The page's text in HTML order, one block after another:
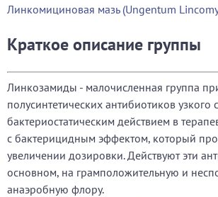
Линкомициновая мазь (Ungentum
Краткое описание группы
Линкозамиды - малочисленная группа
полусинтетических антибиотиков узкого
бактериостатическим действием в
с бактерицидным эффектом, который
увеличении дозировки. Действуют эти
основном, на грамположительную и
анаэробную флору.